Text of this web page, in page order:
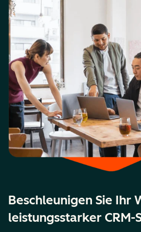
Beschleunigen Sie Ihr
leistungsstarker CRM-